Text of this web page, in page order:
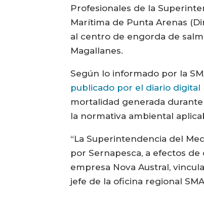
Profesionales de la
Marítima de Punta Arenas
al centro de engorda de
Magallanes.
Según lo informado por la
publicado por el diario digital
mortalidad generada
la normativa ambiental
“La Superintendencia del
por Sernapesca, a efectos
empresa Nova Austral,
jefe de la oficina regional